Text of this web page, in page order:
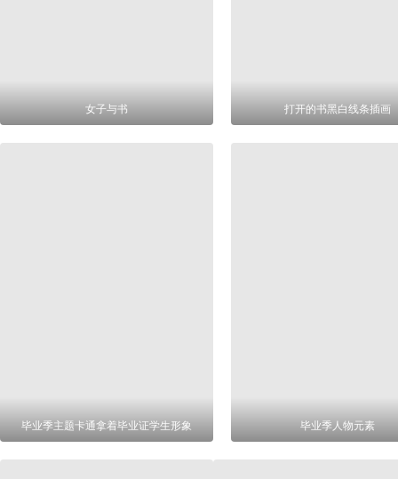
女子与书 打开的书黑白线条插画
毕业季主题卡通拿着毕业证学生形象 毕业季人物元素